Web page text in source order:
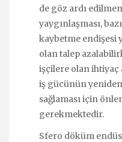
de göz ardı
yaygınlaşması,
kaybetme endişesi
olan talep
işçilere olan ihtiyaç
iş gücünün
sağlaması için
gerekmektedir.
Sfero döküm